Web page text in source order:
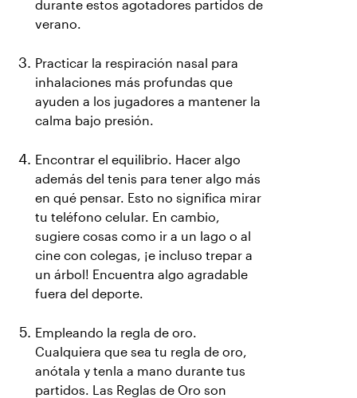
durante estos agotadores partidos de
verano.
Practicar la respiración nasal para
inhalaciones más profundas que
ayuden a los jugadores a mantener la
calma bajo presión.
Encontrar el equilibrio. Hacer algo
además del tenis para tener algo más
en qué pensar. Esto no significa mirar
tu teléfono celular. En cambio,
sugiere cosas como ir a un lago o al
cine con colegas, ¡e incluso trepar a
un árbol! Encuentra algo agradable
fuera del deporte.
Empleando la regla de oro.
Cualquiera que sea tu regla de oro,
anótala y tenla a mano durante tus
partidos. Las Reglas de Oro son